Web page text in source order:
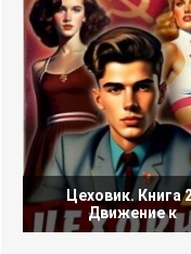
Цеховик. Книга
Движение к